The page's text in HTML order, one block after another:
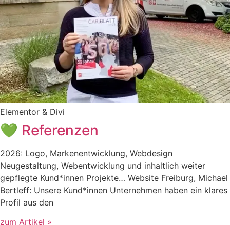
Elementor & Divi
💚 Referenzen
2026: Logo, Markenentwicklung, Webdesign
Neugestaltung, Webentwicklung und inhaltlich weiter
gepflegte Kund*innen Projekte… Website Freiburg, Michael
Bertleff: Unsere Kund*innen Unternehmen haben ein klares
Profil aus den
zum Artikel »